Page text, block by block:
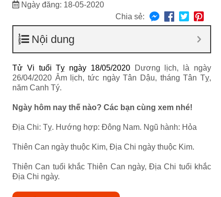
Ngày đăng: 18-05-2020
Chia sẻ:
Nội dung
Tử Vi tuổi Tỵ ngày 18/05/2020Dương lịch, là ngày
26/04/2020 Âm lịch, tức ngày Tân Dậu, tháng Tân Tỵ,
năm Canh Tý.
Ngày hôm nay thế nào? Các bạn cùng xem nhé!
Địa Chi: Tỵ. Hướng hợp: Đông Nam. Ngũ hành: Hỏa
Thiên Can ngày thuộc Kim, Địa Chi ngày thuộc Kim.
Thiên Can tuổi khắc Thiên Can ngày, Địa Chi tuổi khắc
Địa Chi ngày.